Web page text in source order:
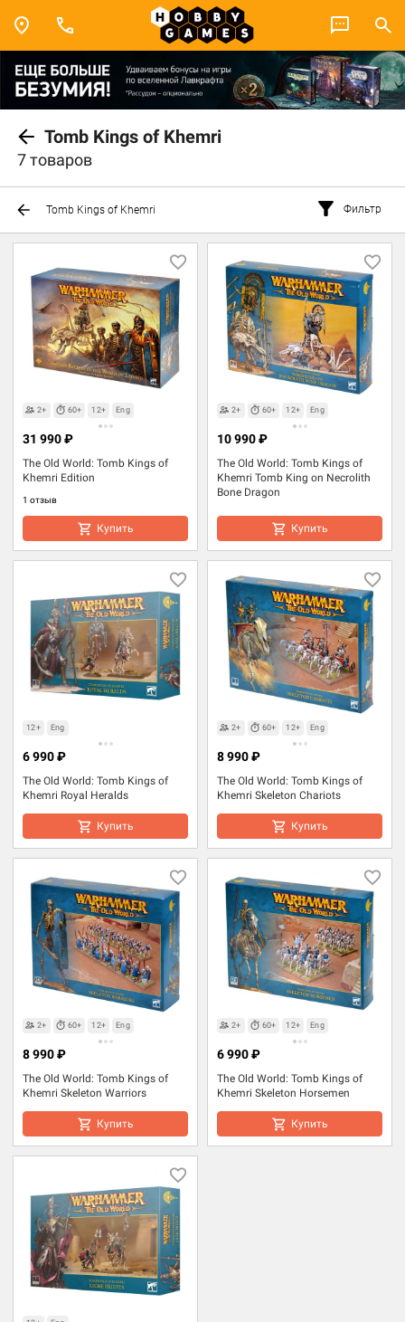
Tomb Kings of Khemri
7 товаров
Tomb Kings of Khemri Фильтр
2+ 60+ 12+ Eng
The Old World: Tomb Kings of
Khemri Edition
1 отзыв
31 990 ₽
Купить
2+ 60+ 12+ Eng
The Old World: Tomb Kings of
Khemri Tomb King on Necrolith
Bone Dragon
10 990 ₽
Купить
12+ Eng
The Old World: Tomb Kings of
Khemri Royal Heralds
6 990 ₽
Купить
2+ 60+ 12+ Eng
The Old World: Tomb Kings of
Khemri Skeleton Chariots
8 990 ₽
Купить
2+ 60+ 12+ Eng
The Old World: Tomb Kings of
Khemri Skeleton Warriors
8 990 ₽
Купить
2+ 60+ 12+ Eng
The Old World: Tomb Kings of
Khemri Skeleton Horsemen
6 990 ₽
Купить